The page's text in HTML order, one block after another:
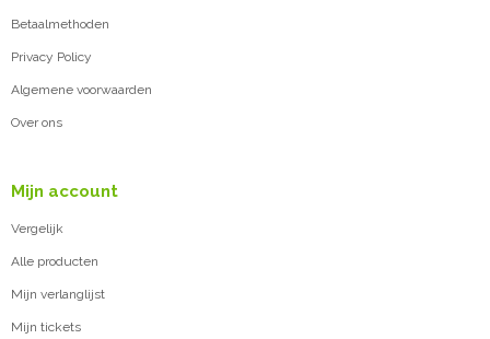
Betaalmethoden
Privacy Policy
Algemene voorwaarden
Over ons
Mijn account
Vergelijk
Alle producten
Mijn verlanglijst
Mijn tickets